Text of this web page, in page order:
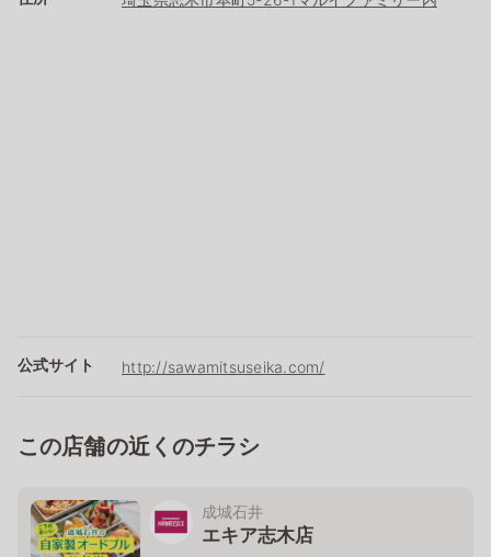
公式サイト http://sawamitsuseika.com/
この店舗の近くのチラシ
成城石井
エキア志木店